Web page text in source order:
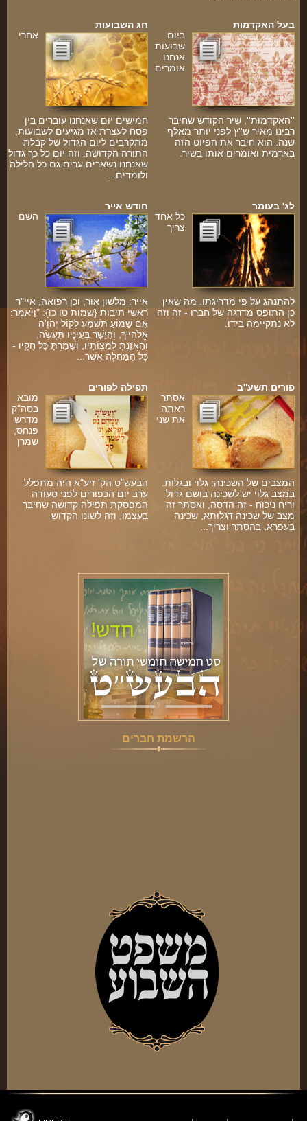
חג השבועות
אחרי
חמישים יום שאנחנו עוברים בין
פסח לעצרת אז מגיעים לשבועות,
מתקרבים ליום הגדול של קבלת
התורה הקדושה. וזה יום כל כך גדול
שאנחנו נשארים ערים גם כל הלילה
ולומדים...
בעל האקדמות
ביום
שבועות
אנחנו
אומרים
''האקדמות'', שיר הקודש שחיבר
רבינו מאיר ש''ץ לפני יותר מאלף
שנה. הוא חיבר את הפיוט הזה
בארמית ואומרים אותו בשיר.
חודש אייר
השם
אייר: מלשון אור, וכן רפואה, איי"ר
ראשי תיבות {שמות טו כו}: "וַיֹּאמֶר:
אִם שָׁמוֹעַ תִּשְׁמַע לְקוֹל יְהֹוָ'ה
אֱלֹהֶי'ךָ, וְהַיָּשָׁר בְּעֵינָיו תַּעֲשֶׂה,
וְהַאֲזַנְתָּ לְמִצְוֹתָיו, וְשָׁמַרְתָּ כָּל חֻקָּיו -
כָּל הַמַּחֲלָה אֲשֶׁר...
לג' בעומר
כל אחד
צריך
להתנהג על פי מדריגתו. מה שאין
כן התופס מדרגה של חברו - זה וזה
לא נתקיימה בידו.
תפילה לפורים
מובא
בסה"ק
מדרש
פנחס,
שמרן
הבעש"ט הק' זיע"א היה מתפלל
ערב יום הכפורים לפני סעודה
המפסקת תפילה קדושה שחיבר
בעצמו, וזה לשונו הקדוש
פורים תשע''ב
אסתר
ראתה
את שני
המצבים של השכינה: גלוי ובגלות.
במצב גלוי יש לשכינה בושם גדול
וריח ניכוח - זה הדסה, ואסתר זה
מצב של שכינה דגלותא, שכינה
בעפרא, בהסתר וצריך...
הרשמת חברים